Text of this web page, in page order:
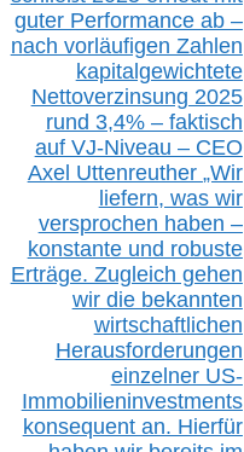
guter Performance ab –
nach vorläufigen Zahlen
kapitalgewichtete
Nettoverzinsung 2025
rund 3,4% – faktisch
auf VJ-Niveau – CEO
Axel Uttenreuther „Wir
liefern, was wir
versprochen haben –
konstante und robuste
Erträge. Zugleich gehen
wir die bekannten
wirtschaftlichen
Herausforderungen
einzelner US-
Immobilieninvestments
konsequent an. Hierfür